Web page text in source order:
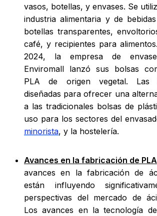
vasos, botellas, y envases. Se
industria alimentaria y de
botellas transparentes,
café, y recipientes para
2024, la empresa de
Enviromall lanzó sus bolsas
PLA de origen vegetal. Las
diseñadas para ofrecer una
a las tradicionales bolsas de
uso para los sectores del
minorista, y la hostelería.
Avances en la fabricación de PLA
avances en la fabricación de
están influyendo
perspectivas del mercado de
Los avances en la tecnología